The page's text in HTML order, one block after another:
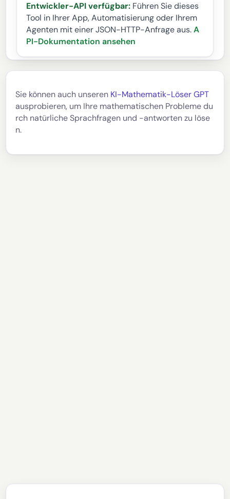
Entwickler-API verfügbar: Führen Sie dieses
Tool in Ihrer App, Automatisierung oder Ihrem
Agenten mit einer JSON-HTTP-Anfrage aus. A
PI-Dokumentation ansehen
Sie können auch unseren KI-Mathematik-Löser GPT
ausprobieren, um Ihre mathematischen Probleme du
rch natürliche Sprachfragen und -antworten zu löse
n.